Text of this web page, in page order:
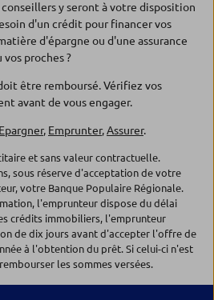
conseillers y seront à votre disposition
d'un crédit pour financer vos
d'épargne ou d'une assurance
proches ?
être remboursé. Vérifiez vos
avant de vous engager.
Epargner, Emprunter,Assurer.
et sans valeur contractuelle.
sous réserve d'acceptation de votre
votre Banque Populaire Régionale.
l'emprunteur dispose du délai
crédits immobiliers, l'emprunteur
de dix jours avant d'accepter l'offre de
à l'obtention du prêt. Si celui-ci n'est
les sommes versées.